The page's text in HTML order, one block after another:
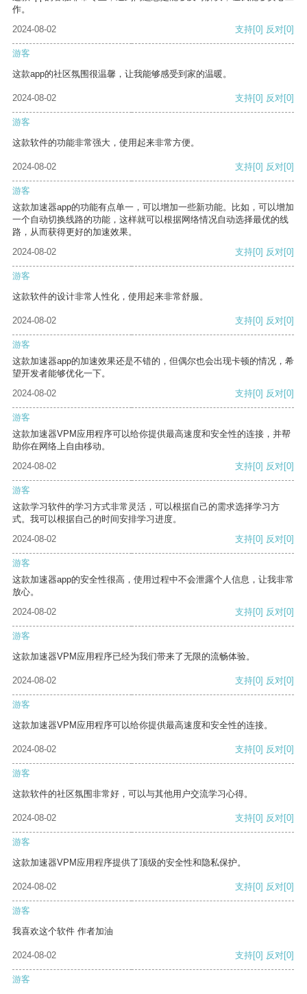
作。
2024-08-02
支持[0] 反对[0]
游客
这款app的社区氛围很温馨，让我能够感受到家的温暖。
2024-08-02 支持[0] 反对[0]
游客
这款软件的功能非常强大，使用起来非常方便。
2024-08-02 支持[0] 反对[0]
游客
这款加速器app的功能有点单一，可以增加一些新功能。比如，可以增加
一个自动切换线路的功能，这样就可以根据网络情况自动选择最优的线
路，从而获得更好的加速效果。
2024-08-02
支持[0] 反对[0]
游客
这款软件的设计非常人性化，使用起来非常舒服。
2024-08-02 支持[0] 反对[0]
游客
这款加速器app的加速效果还是不错的，但偶尔也会出现卡顿的情况，希
望开发者能够优化一下。
2024-08-02
支持[0] 反对[0]
游客
这款加速器VPM应用程序可以给你提供最高速度和安全性的连接，并帮
助你在网络上自由移动。
2024-08-02
支持[0] 反对[0]
游客
这款学习软件的学习方式非常灵活，可以根据自己的需求选择学习方
式。我可以根据自己的时间安排学习进度。
2024-08-02
支持[0] 反对[0]
游客
这款加速器app的安全性很高，使用过程中不会泄露个人信息，让我非常
放心。
2024-08-02
支持[0] 反对[0]
游客
这款加速器VPM应用程序已经为我们带来了无限的流畅体验。
2024-08-02 支持[0] 反对[0]
游客
这款加速器VPM应用程序可以给你提供最高速度和安全性的连接。
2024-08-02 支持[0] 反对[0]
游客
这款软件的社区氛围非常好，可以与其他用户交流学习心得。
2024-08-02 支持[0] 反对[0]
游客
这款加速器VPM应用程序提供了顶级的安全性和隐私保护。
2024-08-02 支持[0] 反对[0]
游客
我喜欢这个软件 作者加油
2024-08-02 支持[0] 反对[0]
游客